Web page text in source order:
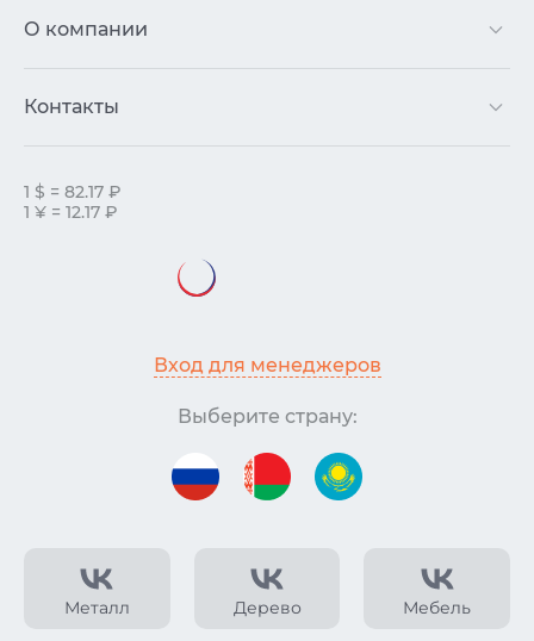
Металл Дерево Мебель
О компании
Контакты
1 $ = 82.17 ₽
1 ¥ = 12.17 ₽
Вход для менеджеров
Выберите страну: